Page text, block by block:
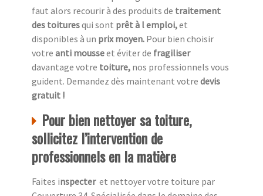
faut alors recourir à des produits de traitement
des toituresqui sont prêt à l emploi,et
disponibles à un prix moyen. Pour bien choisir
votre anti mousseet éviter de fragiliser
davantage votre toiture, nos professionnels vous
guident. Demandez dès maintenant votre devis
gratuit !
Pour bien nettoyer sa toiture,
sollicitez l’intervention de
professionnels en la matière
Faites inspecter et nettoyer votre toiture par